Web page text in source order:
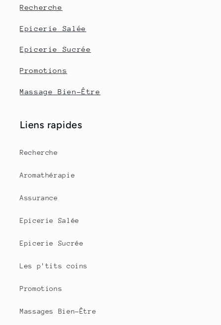
Recherche
Epicerie Salée
Epicerie Sucrée
Promotions
Massage Bien-Être
Liens rapides
Recherche
Aromathérapie
Assurance
Epicerie Salée
Epicerie Sucrée
Les p'tits coins
Promotions
Massages Bien-Être